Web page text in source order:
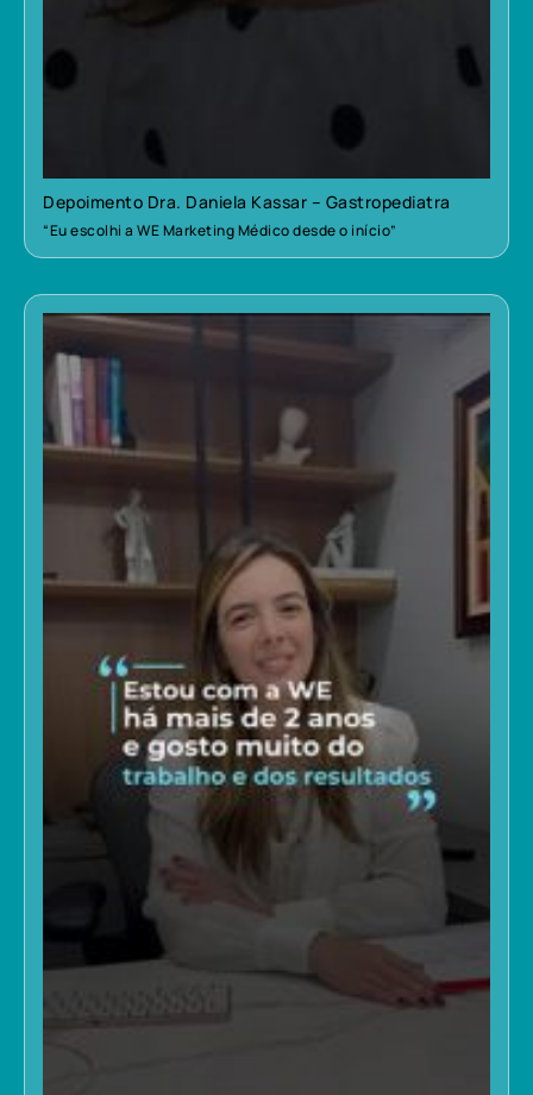
Depoimento Dra. Daniela Kassar – Gastropediatra
“Eu escolhi a WE Marketing Médico desde o início”